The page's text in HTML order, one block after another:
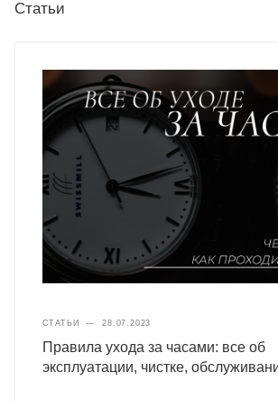
Статьи
СТАТЬИ — 28.07.2023
Правила ухода за часами: все об
эксплуатации, чистке,